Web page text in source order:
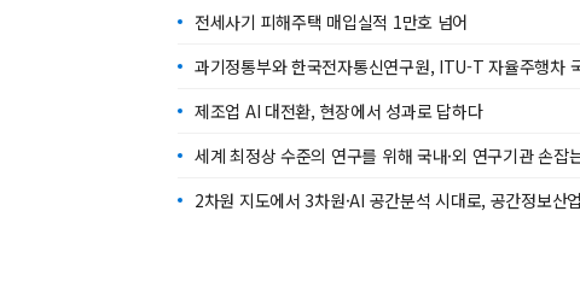
전세사기 피해주택 매입실적 1만호 넘어
과기정통부와 한국전자통신연구원, ITU-T 자율주행차
제조업 AI 대전환, 현장에서 성과로 답하다
세계 최정상 수준의 연구를 위해 국내·외 연구기관 손잡
2차원 지도에서 3차원·AI 공간분석 시대로, 공간정보산